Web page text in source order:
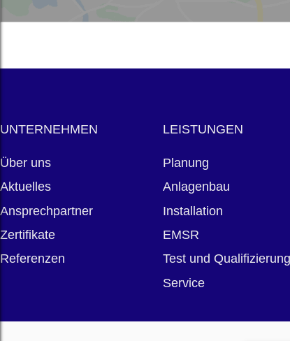
UNTERNEHMEN
Über uns
Aktuelles
Ansprechpartner
Zertifikate
Referenzen
LEISTUNGEN
Planung
Anlagenbau
Installation
EMSR
Test und Qualifizierung
Service